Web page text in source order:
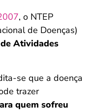
, o NTEP
de Doenças)
Atividades
se que a doença
trazer
quem sofreu